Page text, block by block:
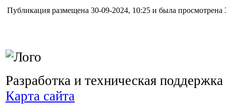
Публикация размещена 30-09-2024, 10:25 и была просмотрена
Разработка и техническая
Карта сайта